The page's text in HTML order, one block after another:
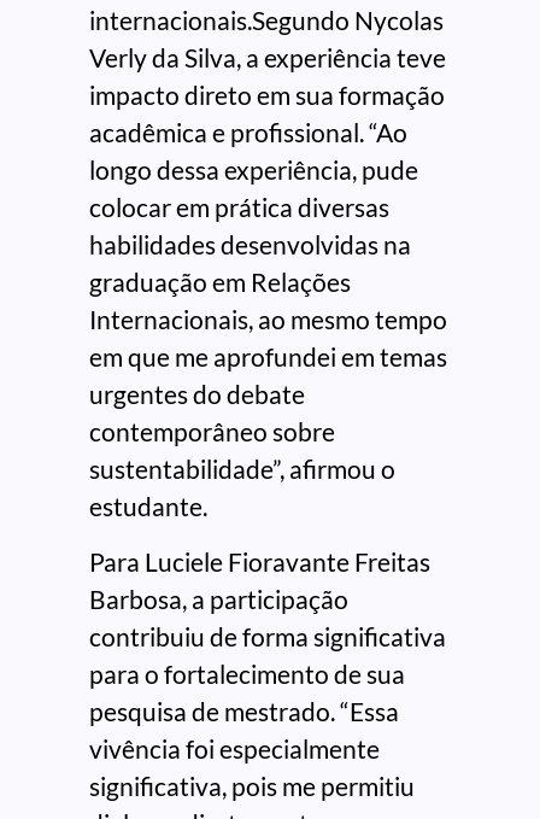
internacionais.Segundo Nycolas
Verly da Silva, a experiência teve
impacto direto em sua formação
acadêmica e profissional. “Ao
longo dessa experiência, pude
colocar em prática diversas
habilidades desenvolvidas na
graduação em Relações
Internacionais, ao mesmo tempo
em que me aprofundei em temas
urgentes do debate
contemporâneo sobre
sustentabilidade”, afirmou o
estudante.
Para Luciele Fioravante Freitas
Barbosa, a participação
contribuiu de forma significativa
para o fortalecimento de sua
pesquisa de mestrado. “Essa
vivência foi especialmente
significativa, pois me permitiu